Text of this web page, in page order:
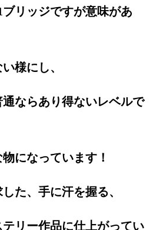
リッジですが意味があ
様にし、
ならあり得ないレベルで
になっています！
た、手に汗を握る、
リー作品に仕上がってい